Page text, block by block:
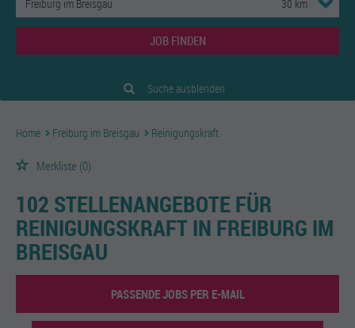
JOB FINDEN
Suche ausblenden
Home Freiburg im Breisgau Reinigungskraft
Merkliste (0)
102 STELLENANGEBOTE FÜR
REINIGUNGSKRAFT IN FREIBURG IM
BREISGAU
PASSENDE JOBS PER E-MAIL